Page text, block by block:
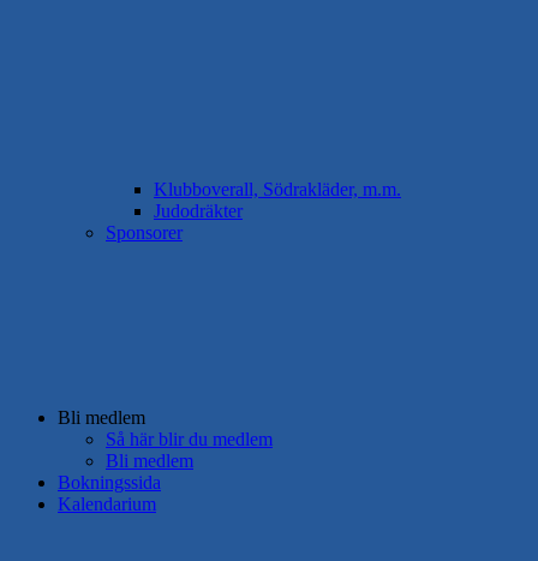
Klubboverall, Södrakläder, m.m.
Judodräkter
Sponsorer
Bli medlem
Så här blir du medlem
Bli medlem
Bokningssida
Kalendarium